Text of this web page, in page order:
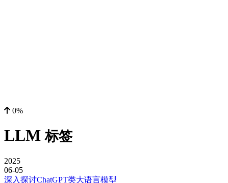
0%
LLM标签
2025
06-05
深入探讨ChatGPT类大语言模型